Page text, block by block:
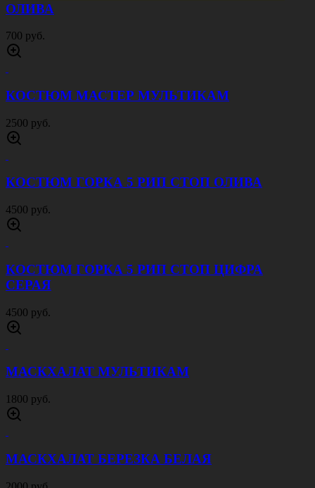
ОЛИВА
700 руб.
КОСТЮМ МАСТЕР МУЛЬТИКАМ
2500 руб.
КОСТЮМ ГОРКА 5 РИП СТОП ОЛИВА
4500 руб.
КОСТЮМ ГОРКА 5 РИП СТОП ЦИФРА
СЕРАЯ
4500 руб.
МАСКХАЛАТ МУЛЬТИКАМ
1800 руб.
МАСКХАЛАТ БЕРЕЗКА БЕЛАЯ